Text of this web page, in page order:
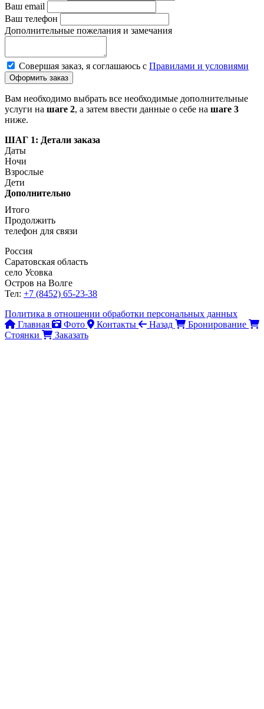
Ваш email
Ваш телефон
Дополнительные пожелания и замечания
Совершая заказ, я соглашаюсь с Правилами и условиями
Вам необходимо выбрать все необходимые дополнительные
услуги на шаге 2, а затем ввести данные о себе на шаге 3
ниже.
ШАГ 1: Детали заказа
Даты
Ночи
Взрослые
Дети
Дополнительно
Итого
Продолжить
телефон для связи
Россия
Саратовская область
село Усовка
Остров на Волге
Тел: +7 (8452) 65-23-38
Политика в отношении обработки персональных данных
Главная
Фото Контакты Назад
Бронирование
Стоянки
Заказать